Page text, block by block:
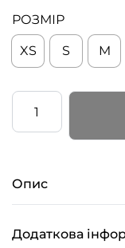
РОЗМІР
XS S M
–
0S0006
кількість
Опис
Додаткова